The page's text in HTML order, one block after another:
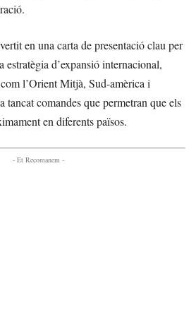
en una carta de presentació clau per
estratègia d’expansió internacional,
l’Orient Mitjà, Sud-amèrica i
comandes que permetran que els
en diferents països.
- Et Recomanem -